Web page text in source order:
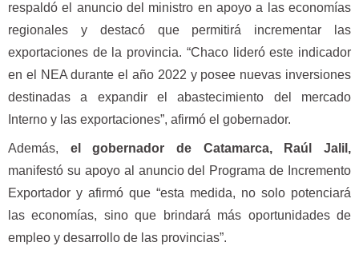
respaldó el anuncio del ministro en apoyo a las economías
regionales y destacó que permitirá incrementar las
exportaciones de la provincia. “Chaco lideró este indicador
en el NEA durante el año 2022 y posee nuevas inversiones
destinadas a expandir el abastecimiento del mercado
Interno y las exportaciones”, afirmó el gobernador.
Además, el gobernador de Catamarca, Raúl Jalil,
manifestó su apoyo al anuncio del Programa de Incremento
Exportador y afirmó que “esta medida, no solo potenciará
las economías, sino que brindará más oportunidades de
empleo y desarrollo de las provincias”.